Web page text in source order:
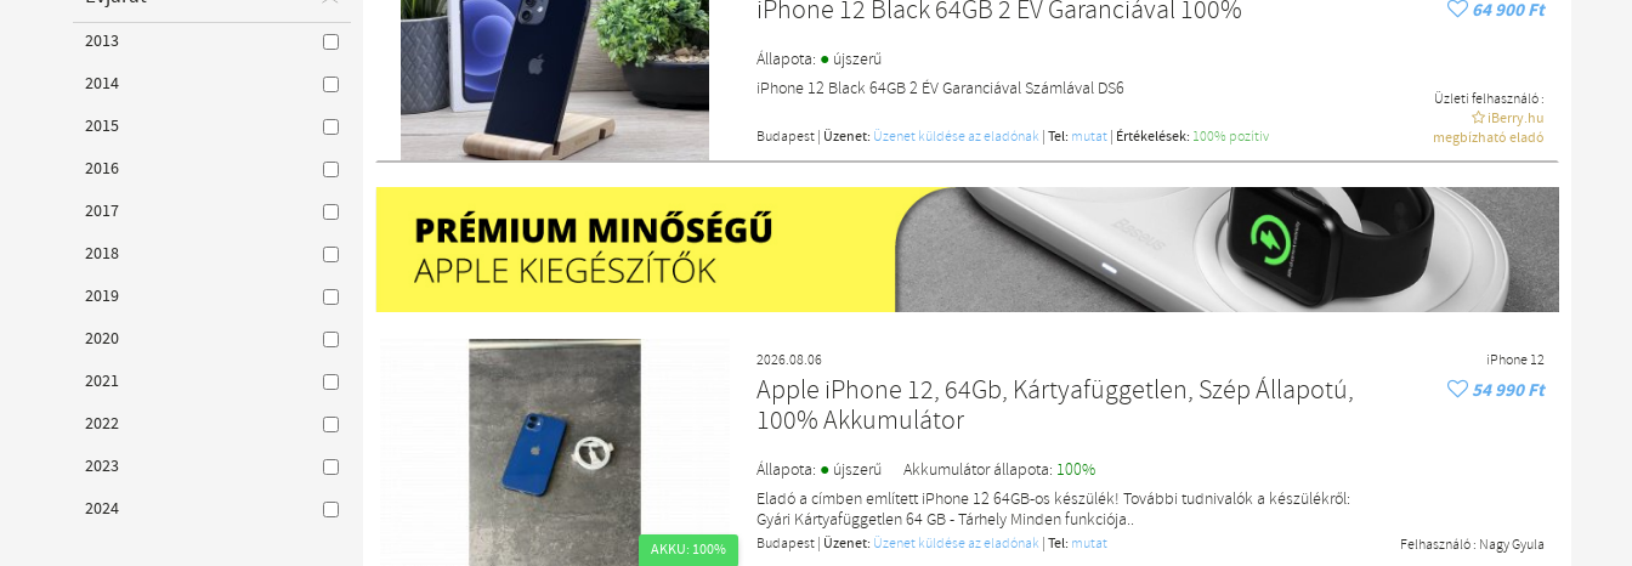
iPhone 12 Black 64GB 2 ÉV Garanciával 100%
Állapota: ● újszerű
iPhone 12 Black 64GB 2 ÉV Garanciával Számlával DS6
Budapest | Üzenet: Üzenet küldése az eladónak |Tel: mutat | Értékelések: 100% pozítiv
64 900 Ft
Üzleti felhasználó :
iBerry.hu
megbízható eladó
AKKU: 100%
2026.08.06
Apple iPhone 12, 64Gb, Kártyafüggetlen, Szép Állapotú,
100% Akkumulátor
Állapota: ● újszerű Akkumulátor állapota: 100%
Eladó a címben említett iPhone 12 64GB-os készülék! További tudnivalók a készülékről:
Gyári Kártyafüggetlen 64 GB - Tárhely Minden funkciója..
Budapest Üzenet: Üzenet küldése az eladónak Tel: mutat
iPhone 12
54 990 Ft
Felhasználó : Nagy Gyula
2013
2014
2015
2016
2017
2018
2019
2020
2021
2022
2023
2024